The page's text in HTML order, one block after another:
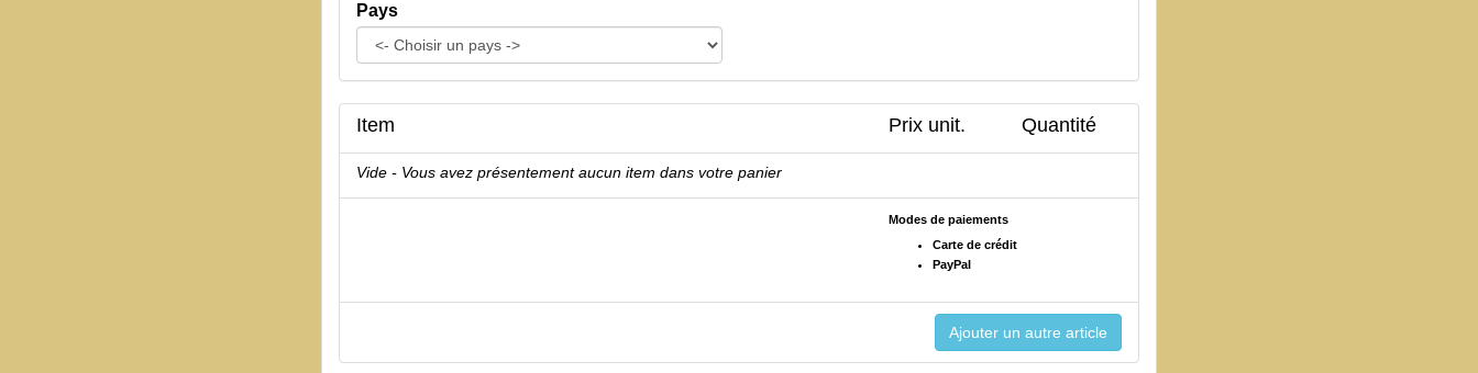
Pays
Item Prix unit. Quantité
Vide - Vous avez présentement aucun item dans votre panier
Modes de paiements
Carte de crédit
PayPal